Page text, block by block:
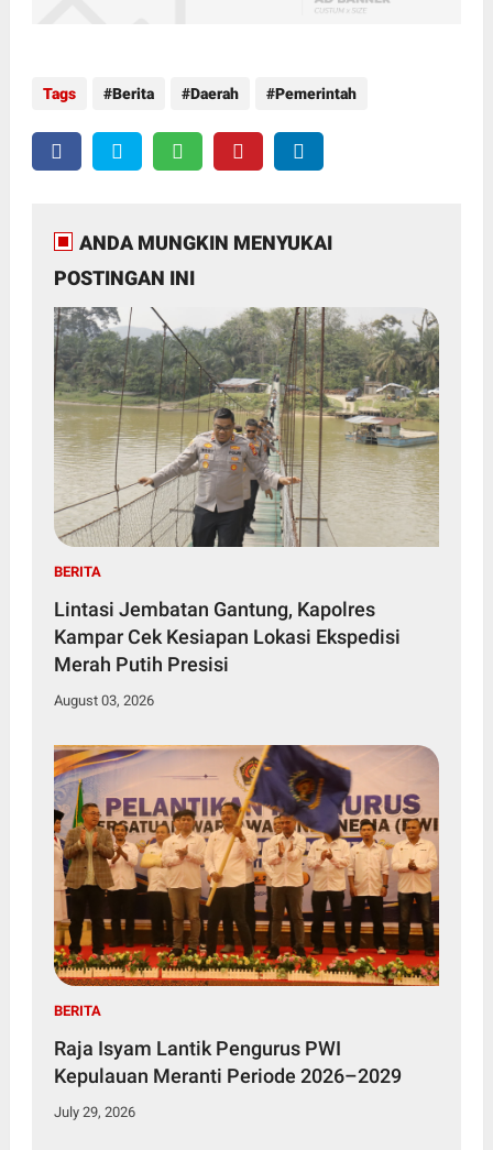
Tags Berita Daerah Pemerintah
ANDA MUNGKIN MENYUKAI
POSTINGAN INI
BERITA
Lintasi Jembatan Gantung, Kapolres
Kampar Cek Kesiapan Lokasi Ekspedisi
Merah Putih Presisi
August 03, 2026
BERITA
Raja Isyam Lantik Pengurus PWI
Kepulauan Meranti Periode 2026–2029
July 29, 2026